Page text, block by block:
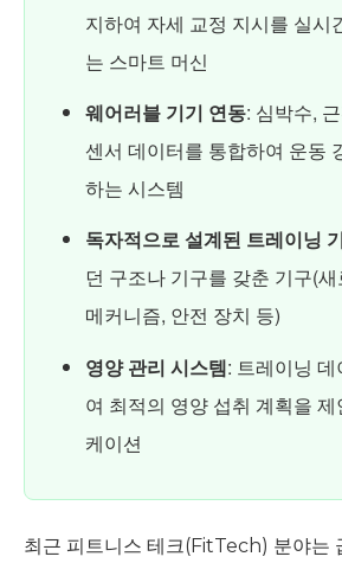
지하여 자세 교정 지시를 실시
는 스마트 머신
웨어러블 기기 연동: 심박수,
센서 데이터를 통합하여 운동
하는 시스템
독자적으로 설계된 트레이닝
던 구조나 기구를 갖춘 기구(
메커니즘, 안전 장치 등)
영양 관리 시스템: 트레이닝
여 최적의 영양 섭취 계획을
케이션
최근 피트니스 테크(FitTech) 분야는